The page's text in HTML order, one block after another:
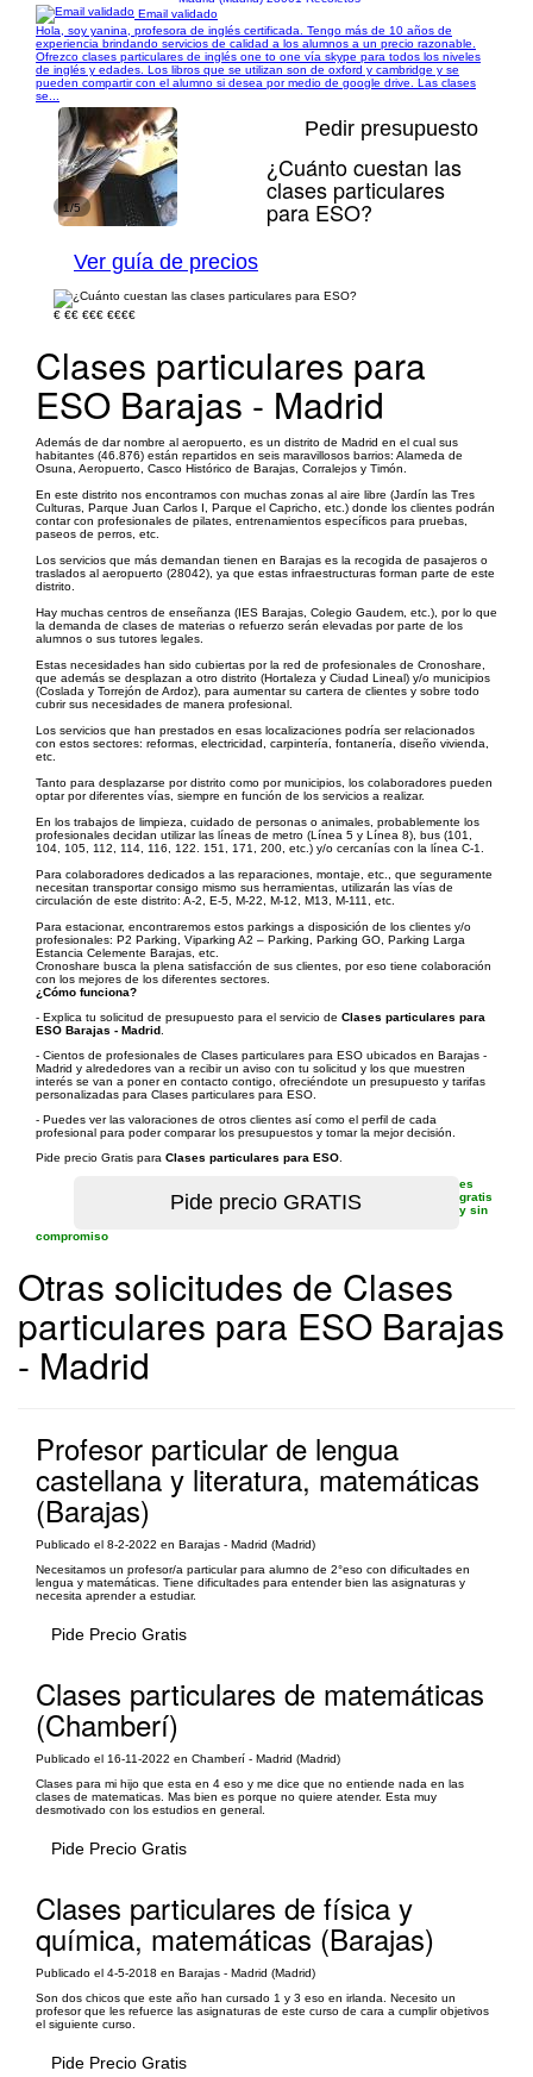
Email validado
Hola, soy yanina, profesora de inglés certificada. Tengo más de 10 años de
experiencia brindando servicios de calidad a los alumnos a un precio razonable.
Ofrezco clases particulares de inglés one to one vía skype para todos los niveles
de inglés y edades. Los libros que se utilizan son de oxford y cambridge y se
pueden compartir con el alumno si desea por medio de google drive. Las clases
se...
1/5
Pedir presupuesto
¿Cuánto cuestan las
clases particulares
para ESO?
Ver guía de precios
€ €€ €€€ €€€€
Clases particulares para
ESO Barajas - Madrid
Además de dar nombre al aeropuerto, es un distrito de Madrid en el cual sus
habitantes (46.876) están repartidos en seis maravillosos barrios: Alameda de
Osuna, Aeropuerto, Casco Histórico de Barajas, Corralejos y Timón.
En este distrito nos encontramos con muchas zonas al aire libre (Jardín las Tres
Culturas, Parque Juan Carlos I, Parque el Capricho, etc.) donde los clientes podrán
contar con profesionales de pilates, entrenamientos específicos para pruebas,
paseos de perros, etc.
Los servicios que más demandan tienen en Barajas es la recogida de pasajeros o
traslados al aeropuerto (28042), ya que estas infraestructuras forman parte de este
distrito.
Hay muchas centros de enseñanza (IES Barajas, Colegio Gaudem, etc.), por lo que
la demanda de clases de materias o refuerzo serán elevadas por parte de los
alumnos o sus tutores legales.
Estas necesidades han sido cubiertas por la red de profesionales de Cronoshare,
que además se desplazan a otro distrito (Hortaleza y Ciudad Lineal) y/o municipios
(Coslada y Torrejón de Ardoz), para aumentar su cartera de clientes y sobre todo
cubrir sus necesidades de manera profesional.
Los servicios que han prestados en esas localizaciones podría ser relacionados
con estos sectores: reformas, electricidad, carpintería, fontanería, diseño vivienda,
etc.
Tanto para desplazarse por distrito como por municipios, los colaboradores pueden
optar por diferentes vías, siempre en función de los servicios a realizar.
En los trabajos de limpieza, cuidado de personas o animales, probablemente los
profesionales decidan utilizar las líneas de metro (Línea 5 y Línea 8), bus (101,
104, 105, 112, 114, 116, 122. 151, 171, 200, etc.) y/o cercanías con la línea C-1.
Para colaboradores dedicados a las reparaciones, montaje, etc., que seguramente
necesitan transportar consigo mismo sus herramientas, utilizarán las vías de
circulación de este distrito: A-2, E-5, M-22, M-12, M13, M-111, etc.
Para estacionar, encontraremos estos parkings a disposición de los clientes y/o
profesionales: P2 Parking, Viparking A2 – Parking, Parking GO, Parking Larga
Estancia Celemente Barajas, etc.
Cronoshare busca la plena satisfacción de sus clientes, por eso tiene colaboración
con los mejores de los diferentes sectores.
¿Cómo funciona?
- Explica tu solicitud de presupuesto para el servicio de Clases particulares para
ESO Barajas - Madrid
- Cientos de profesionales de Clases particulares para ESO ubicados en Barajas -
Madrid y alrededores van a recibir un aviso con tu solicitud y los que muestren
interés se van a poner en contacto contigo, ofreciéndote un presupuesto y tarifas
personalizadas para Clases particulares para ESO.
- Puedes ver las valoraciones de otros clientes así como el perfil de cada
profesional para poder comparar los presupuestos y tomar la mejor decisión.
Pide precio Gratis para Clases particulares para ESO
es
gratis
y sin
compromiso
Otras solicitudes de Clases
particulares para ESO Barajas
- Madrid
Profesor particular de lengua
castellana y literatura, matemáticas
(Barajas)
Publicado el 8-2-2022 en Barajas - Madrid (Madrid)
Necesitamos un profesor/a particular para alumno de 2°eso con dificultades en
lengua y matemáticas. Tiene dificultades para entender bien las asignaturas y
necesita aprender a estudiar.
Pide Precio Gratis
Clases particulares de matemáticas
(Chamberí)
Publicado el 16-11-2022 en Chamberí - Madrid (Madrid)
Clases para mi hijo que esta en 4 eso y me dice que no entiende nada en las
clases de matematicas. Mas bien es porque no quiere atender. Esta muy
desmotivado con los estudios en general.
Pide Precio Gratis
Clases particulares de física y
química, matemáticas (Barajas)
Publicado el 4-5-2018 en Barajas - Madrid (Madrid)
Son dos chicos que este año han cursado 1 y 3 eso en irlanda. Necesito un
profesor que les refuerce las asignaturas de este curso de cara a cumplir objetivos
el siguiente curso.
Pide Precio Gratis